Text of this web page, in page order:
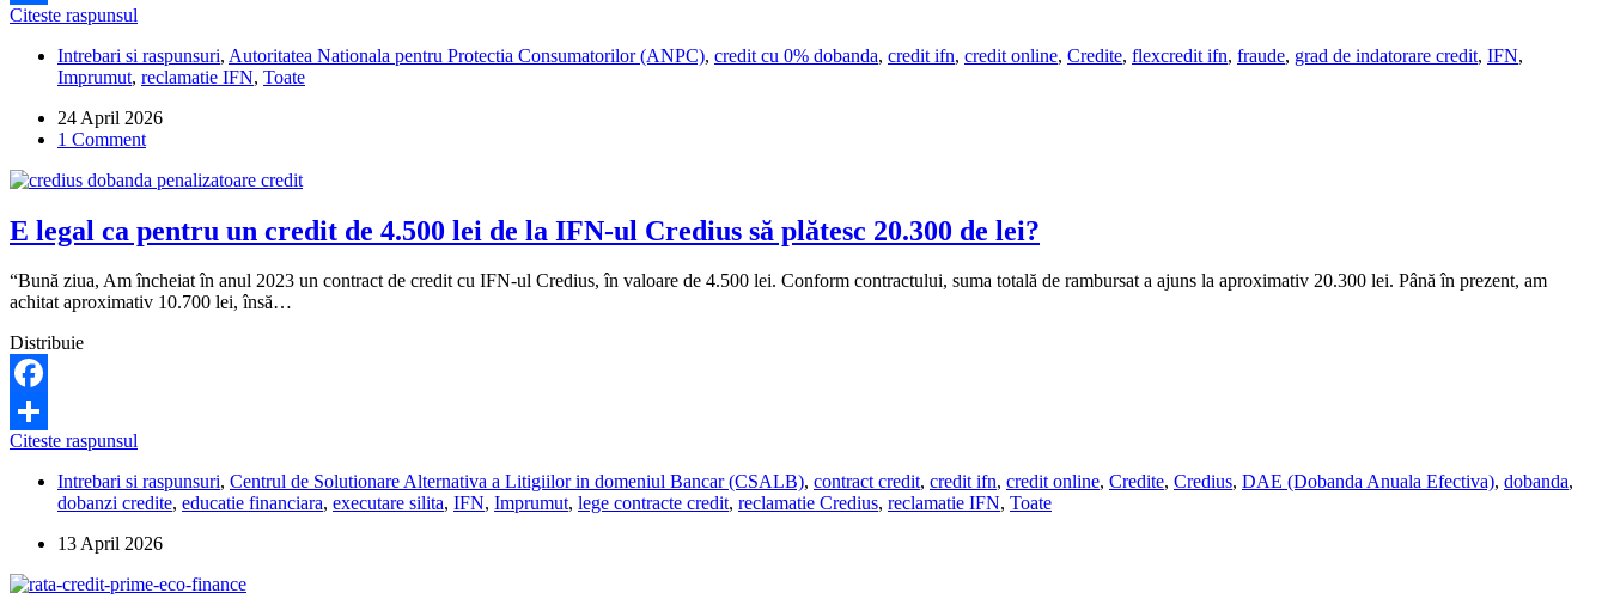
Share
Citeste raspunsul
contractul
de
Flexcredit
pentru
medicale,
se
bazează
pe
un
fals?
Intrebari si raspunsuri, Autoritatea Nationala pentru Protectia Consumatorilor (ANPC), credit cu 0% dobanda, credit ifn, credit online, Credite, flexcredit ifn, fraude, grad de indatorare credit, IFN,
Imprumut, reclamatie IFN, Toate
24 April 2026
1 Comment
E legal ca pentru un credit de 4.500 lei de la IFN-ul Credius să plătesc 20.300 de lei?
“Bună ziua, Am încheiat în anul 2023 un contract de credit cu IFN-ul Credius, în valoare de 4.500 lei. Conform contractului, suma totală de rambursat a ajuns la aproximativ 20.300 lei. Până în prezent, am
achitat aproximativ 10.700 lei, însă…
Distribuie
Facebook
Share
Citeste raspunsul
ca
pentru
credit
4.500
Intrebari si raspunsuri, Centrul de Solutionare Alternativa a Litigiilor in domeniul Bancar (CSALB), contract credit, credit ifn, credit online, Credite, Credius, DAE (Dobanda Anuala Efectiva), dobanda,
dobanzi credite, educatie financiara, executare silita, IFN, Imprumut, lege contracte credit, reclamatie Credius, reclamatie IFN, Toate
13 April 2026